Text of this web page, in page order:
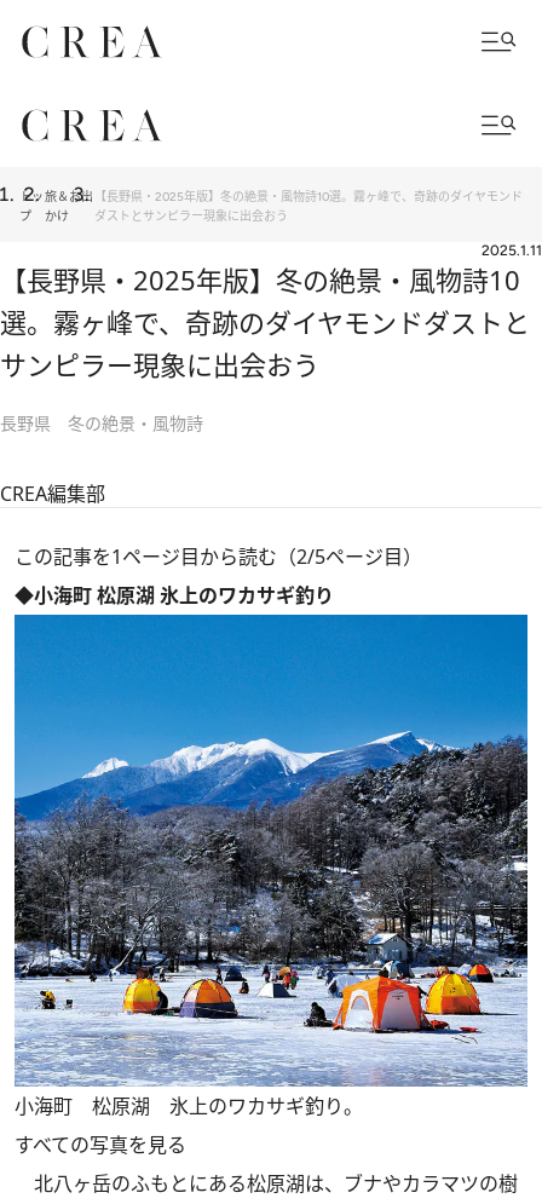
トッ
プ
旅＆お出
かけ
【長野県・2025年版】冬の絶景・風物詩10選。霧ヶ峰で、奇跡のダイヤモンド
ダストとサンピラー現象に出会おう
2025.1.11
【長野県・2025年版】冬の絶景・風物詩10
選。霧ヶ峰で、奇跡のダイヤモンドダストと
サンピラー現象に出会おう
長野県 冬の絶景・風物詩
CREA編集部
この記事を1ページ目から読む（2/5ページ目）
◆小海町 松原湖 氷上のワカサギ釣り
小海町 松原湖 氷上のワカサギ釣り。
すべての写真を見る
北八ヶ岳のふもとにある松原湖は、ブナやカラマツの樹